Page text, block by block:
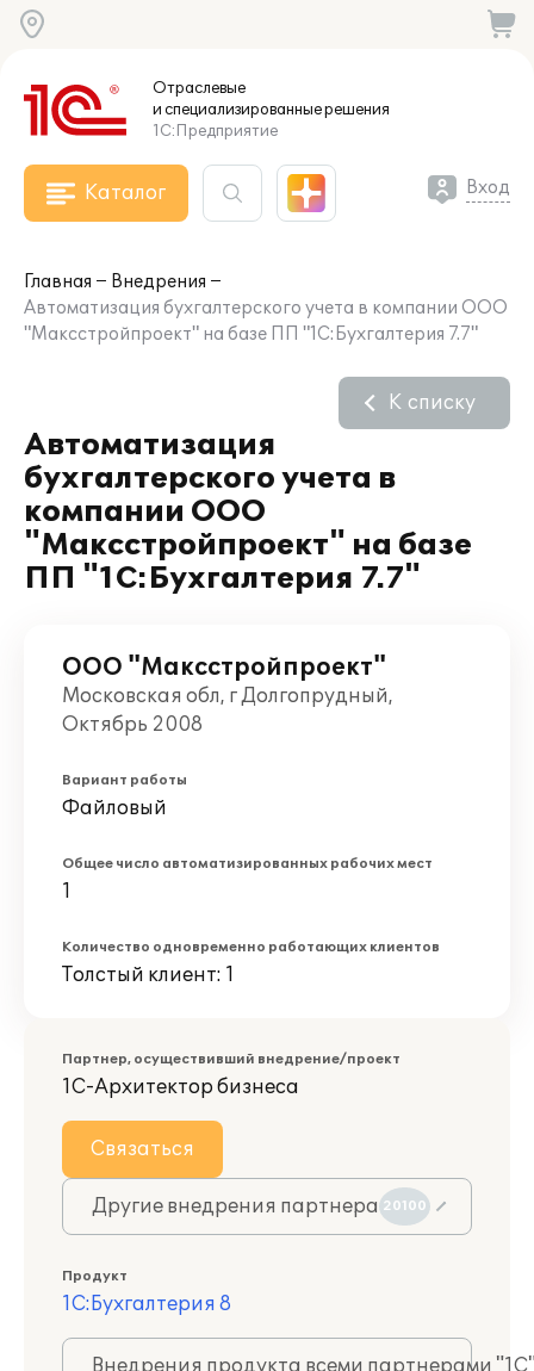
Отраслевые
и специализированныерешения
1С:Предприятие
Каталог Вход
Главная
Внедрения
Автоматизация бухгалтерского учета в компании ООО
"Максстройпроект" на базе ПП "1С:Бухгалтерия 7.7"
Автоматизация
бухгалтерского учета в
компании ООО
"Максстройпроект" на базе
ПП "1С:Бухгалтерия 7.7"
К списку
ООО "Максстройпроект"
Московская обл, г Долгопрудный,
Октябрь 2008
Вариант работы
Файловый
Общее число автоматизированных рабочих мест
1
Количество одновременно работающих клиентов
Толстый клиент: 1
Партнер, осуществивший внедрение/проект
1С-Архитектор бизнеса
Связаться
Другие внедрения партнера 20100
Продукт
1С:Бухгалтерия 8
Внедрения продукта всеми партнерами